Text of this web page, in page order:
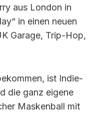
aus London in
in einen neuen
Garage, Trip-Hop,
ist Indie-
die ganz eigene
Maskenball mit